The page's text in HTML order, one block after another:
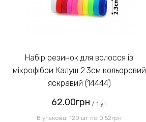
Набір резинок для волосся із
мікрофібри Калуш 2.3см кольоровий
яскравий (14444)
62.00грн / 1 уп
В упаковці 120 шт по 0.52грн